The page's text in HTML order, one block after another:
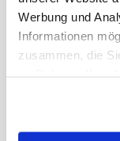
Werbung und
Informationen
zusammen, die